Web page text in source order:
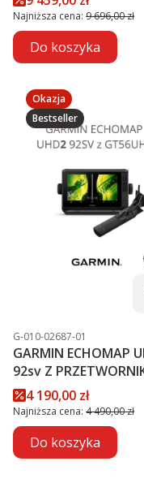
Najniższa cena: 9 696,00 zł
Do koszyka
Okazja
Bestseller
Kod produktu
G-010-02687-01
GARMIN ECHOMAP
92sv Z
GT56UHD-TM
Cena promocyjna
4 190,00 zł
Najniższa cena: 4 490,00 zł
Do koszyka